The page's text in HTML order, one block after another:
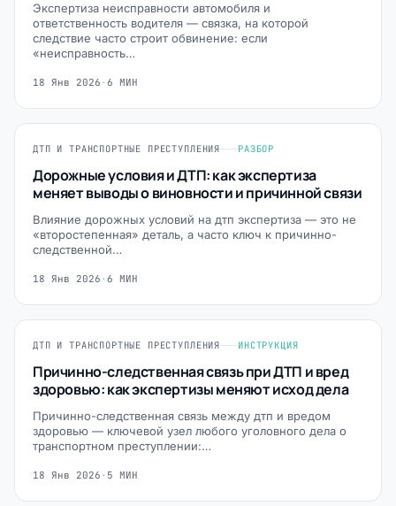
Экспертиза неисправности автомобиля и
ответственность водителя — связка, на которой
следствие часто строит обвинение: если
«неисправность…
18 Янв 2026 · 6 МИН
ДТП И ТРАНСПОРТНЫЕ ПРЕСТУПЛЕНИЯ РАЗБОР
Дорожные условия и ДТП: как экспертиза
меняет выводы о виновности и причинной связи
Влияние дорожных условий на дтп экспертиза — это не
«второстепенная» деталь, а часто ключ к причинно-
следственной…
18 Янв 2026 · 6 МИН
ДТП И ТРАНСПОРТНЫЕ ПРЕСТУПЛЕНИЯ ИНСТРУКЦИЯ
Причинно-следственная связь при ДТП и вред
здоровью: как экспертизы меняют исход дела
Причинно-следственная связь между дтп и вредом
здоровью — ключевой узел любого уголовного дела о
транспортном преступлении:…
18 Янв 2026 · 5 МИН